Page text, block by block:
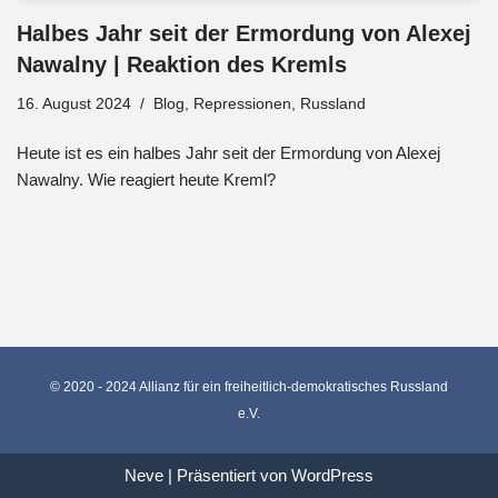
Halbes Jahr seit der Ermordung von Alexej
Nawalny | Reaktion des Kremls
16. August 2024 Blog, Repressionen, Russland
Heute ist es ein halbes Jahr seit der Ermordung von Alexej
Nawalny. Wie reagiert heute Kreml?
© 2020 - 2024 Allianz für ein freiheitlich-demokratisches Russland
e.V.
Neve | Präsentiert von WordPress